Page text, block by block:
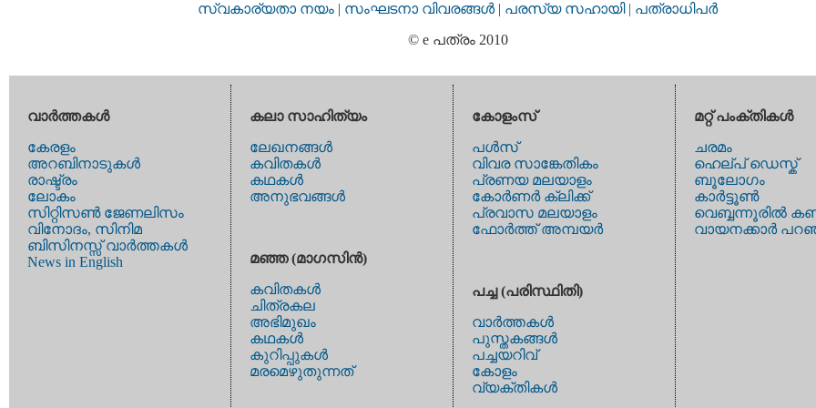
സ്വകാര്യതാ നയം | സംഘടനാ വിവരങ്ങള്‍ | പരസ്യ സഹായി | പത്രാധിപര്‍
© e പത്രം 2010
വാര്‍ത്തകള്‍
കേരളം
അറബിനാടുകള്‍
രാഷ്ട്രം
ലോകം
സിറ്റിസണ്‍ ജേണലിസം
വിനോദം, സിനിമ
ബിസിനസ്സ് വാര്‍ത്തകള്‍
News in English
കലാ സാഹിത്യം
ലേഖനങ്ങള്‍
കവിതകള്‍
കഥകള്‍
അനുഭവങ്ങള്‍
മഞ്ഞ (മാഗസിന്‍)
കവിതകള്‍
ചിത്രകല
അഭിമുഖം
കഥകള്‍
കുറിപ്പുകള്‍
മരമെഴുതുന്നത്
കോളംസ്
പള്‍സ്
വിവര സാങ്കേതികം
പ്രണയ മലയാളം
കോര്‍ണര്‍ ക്ലിക്ക്
പ്രവാസ മലയാളം
ഫോര്‍ത്ത് അമ്പയര്‍
പച്ച (പരിസ്ഥിതി)
വാര്‍ത്തകള്‍
പുസ്തകങ്ങള്‍
പച്ചയറിവ്
കോളം
വ്യക്തികള്‍
മറ്റ് പംക്തികള്‍
ചരമം
ഹെല്പ് ഡെസ്ക്
ബൂലോഗം
കാര്‍ട്ടൂണ്‍
വെബ്ബന്നൂരില്‍
വായനക്കാര്‍